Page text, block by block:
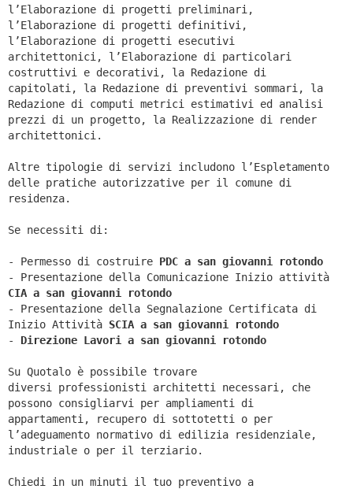
l’Elaborazione di progetti preliminari,
l’Elaborazione di progetti definitivi,
l’Elaborazione di progetti esecutivi
architettonici, l’Elaborazione di particolari
costruttivi e decorativi, la Redazione di
capitolati, la Redazione di preventivi sommari, la
Redazione di computi metrici estimativi ed analisi
prezzi di un progetto, la Realizzazione di render
architettonici.
Altre tipologie di servizi includono l’Espletamento
delle pratiche autorizzative per il comune di
residenza.
Se necessiti di:
- Permesso di costruire PDC a san giovanni rotondo
- Presentazione della Comunicazione Inizio attività
CIA a san giovanni rotondo
- Presentazione della Segnalazione Certificata di
Inizio Attività SCIA a san giovanni rotondo
- Direzione Lavori a san giovanni rotondo
Su Quotalo è possibile trovare
diversi professionisti architetti necessari, che
possono consigliarvi per ampliamenti di
appartamenti, recupero di sottotetti o per
l’adeguamento normativo di edilizia residenziale,
industriale o per il terziario.
Chiedi in un minuti il tuo preventivo a